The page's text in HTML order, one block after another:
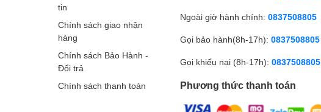
tin
Chính sách giao nhận
hàng
Chính sách Bảo Hành -
Đổi trả
Chính sách thanh toán
Ngoài giờ hành chính: 0837508805
Gọi bảo hành(8h-17h): 0837508805
Gọi khiếu nại (8h-17h): 0837508805
Phương thức thanh toán